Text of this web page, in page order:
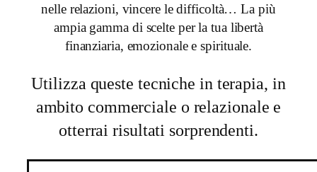
nelle relazioni, vincere le difficoltà… La più
ampia gamma di scelte per la tua libertà
finanziaria, emozionale e spirituale.
Utilizza queste tecniche in terapia, in
ambito commerciale o relazionale e
otterrai risultati sorprendenti.